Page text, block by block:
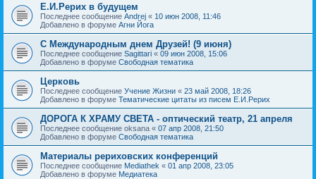
Е.И.Рерих в будущем
Последнее сообщение Andrej « 10 июн 2008, 11:46
Добавлено в форуме Агни Йога
С Международным днем Друзей! (9 июня)
Последнее сообщение Sagittari « 09 июн 2008, 15:06
Добавлено в форуме Свободная тематика
Церковь
Последнее сообщение Учение Жизни « 23 май 2008, 18:26
Добавлено в форуме Тематические цитаты из писем Е.И.Рерих
ДОРОГА К ХРАМУ СВЕТА - оптический театр, 21 апреля
Последнее сообщение oksana « 07 апр 2008, 21:50
Добавлено в форуме Свободная тематика
Материалы рериховских конференций
Последнее сообщение Mediathek « 01 апр 2008, 23:05
Добавлено в форуме Медиатека